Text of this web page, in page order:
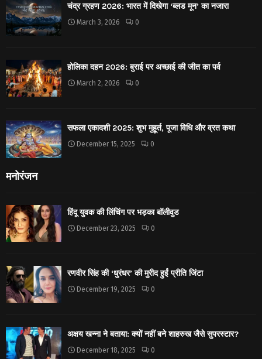
चंद्र ग्रहण 2026: भारत में दिखेगा ‘ब्लड मून’ का नजारा
March 3, 2026 0
होलिका दहन 2026: बुराई पर अच्छाई की जीत का पर्व
March 2, 2026 0
सफला एकादशी 2025: शुभ मुहूर्त, पूजा विधि और व्रत कथा
December 15, 2025 0
मनोरंजन
हिंदू युवक की लिंचिंग पर भड़का बॉलीवुड
December 23, 2025 0
रणवीर सिंह की ‘धुरंधर’ की मुरीद हुईं प्रीति जिंटा
December 19, 2025 0
अक्षय खन्ना ने बताया: क्यों नहीं बने शाहरुख जैसे सुपरस्टार?
December 18, 2025 0